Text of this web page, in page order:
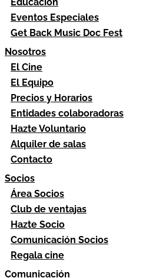
Eventos Especiales
Get Back Music Doc Fest
Nosotros
El Cine
El Equipo
Precios y Horarios
Entidades colaboradoras
Hazte Voluntario
Alquiler de salas
Contacto
Socios
Área Socios
Club de ventajas
Hazte Socio
Comunicación Socios
Regala cine
Comunicación